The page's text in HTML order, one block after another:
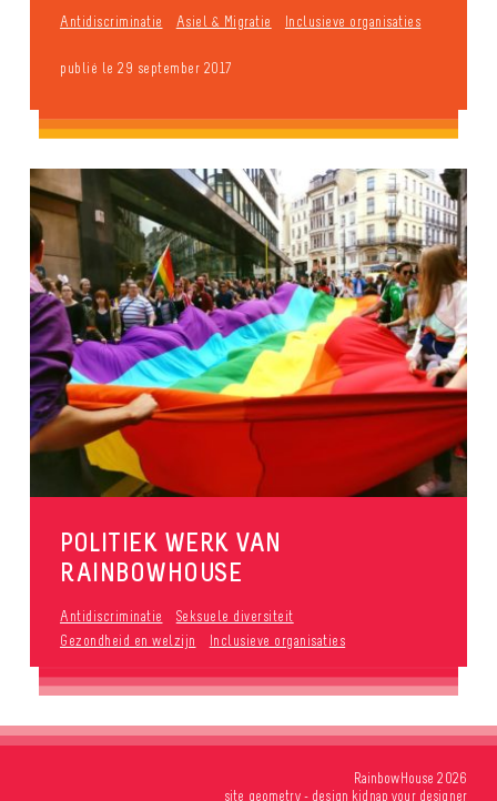
Antidiscriminatie Asiel & Migratie Inclusieve organisaties
publié le 29 september 2017
POLITIEK WERK VAN
RAINBOWHOUSE
Antidiscriminatie
Seksuele diversiteit
Gezondheid en welzijn
Inclusieve organisaties
RainbowHouse 2026
site geometry- design kidnap your designer